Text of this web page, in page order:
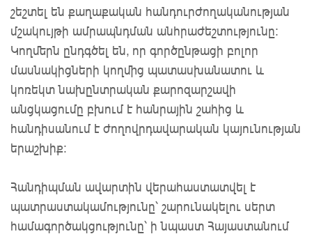
շեշտել են քաղաքական հանդուրժողականության
մշակույթի ամրապնդման անհրաժեշտությունը։
Կողմերն ընդգծել են, որ գործընթացի բոլոր
մասնակիցների կողմից պատասխանատու և
կոռեկտ նախընտրական քարոզարշավի
անցկացումը բխում է հանրային շահից և
հանդիսանում է ժողովրդավարական կայունության
երաշխիք:
Հանդիպման ավարտին վերահաստատվել է
պատրաստակամությունը՝ շարունակելու սերտ
համագործակցությունը՝ ի նպաստ Հայաստանում